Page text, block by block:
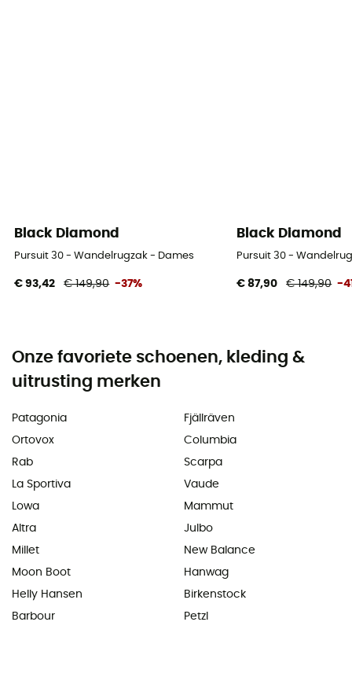
Black Diamond
Pursuit 30 - Wandelrugzak - Dames
€ 93,42 € 149,90 -37%
Black Diamond
Pursuit 30 -
€ 87,90 € 149,90 -
Onze favoriete schoenen, kleding &
uitrusting merken
Patagonia
Ortovox
Rab
La Sportiva
Lowa
Altra
Millet
Moon Boot
Helly Hansen
Barbour
Fjällräven
Columbia
Scarpa
Vaude
Mammut
Julbo
New Balance
Hanwag
Birkenstock
Petzl